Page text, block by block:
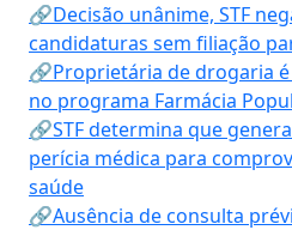
🔗Decisão unânime, STF
candidaturas sem filiação
🔗Proprietária de drogaria
no programa Farmácia
🔗STF determina que
perícia médica para
saúde
🔗Ausência de consulta